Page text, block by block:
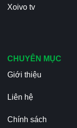
Xoivo tv
CHUYÊN MỤC
Giới thiệu
Liên hệ
Chính sách